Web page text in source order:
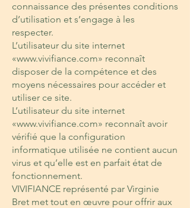
connaissance des présentes conditions
d’utilisation et s’engage à les
respecter.
L’utilisateur du site internet
«www.vivifiance.com» reconnaît
disposer de la compétence et des
moyens nécessaires pour accéder et
utiliser ce site.
L’utilisateur du site internet
«www.vivifiance.com» reconnaît avoir
vérifié que la configuration
informatique utilisée ne contient aucun
virus et qu’elle est en parfait état de
fonctionnement.
VIVIFIANCE représenté par Virginie
Bret met tout en œuvre pour offrir aux